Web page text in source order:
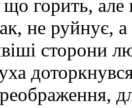
горить,
не руйнує,
сторони